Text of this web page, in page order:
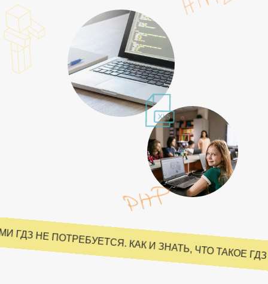
ГДЗ НЕ ПОТРЕБУЕТСЯ. КАК И ЗНАТЬ, ЧТО
Научим решать базовые задачи
с помощью программирования в Minecraft
(телепортация, строительство дома)
Научим языку программирования